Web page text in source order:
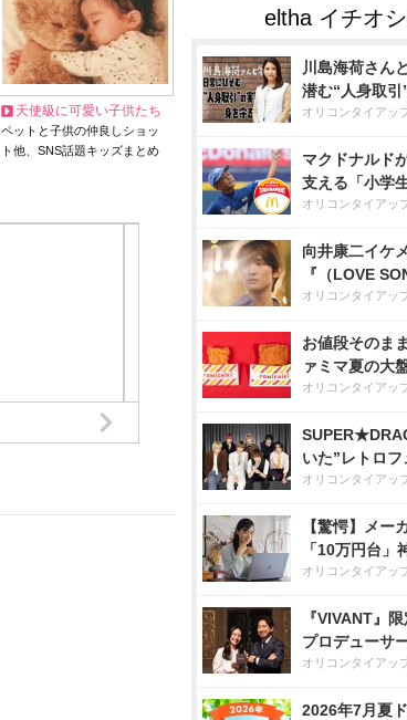
天使級に可愛い子供たち
ペットと子供の仲良しショッ
ト他、SNS話題キッズまとめ
川島海荷さん
潜む“人身取引
オリコンタイアッ
マクドナルド
支える「小学
オリコンタイアッ
向井康二イケ
『（LOVE
オリコンタイアッ
お値段そのま
ァミマ夏の大
オリコンタイアッ
いた”レトロフ
オリコンタイアッ
【驚愕】メー
「10万円台」
オリコンタイアッ
『VIVANT』
プロデューサ
オリコンタイアッ
2026年7月夏